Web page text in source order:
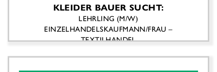
KLEIDER BAUER SUCHT:
LEHRLING (M/W)
EINZELHANDELSKAUFMANN/FRAU –
TEXTILHANDEL